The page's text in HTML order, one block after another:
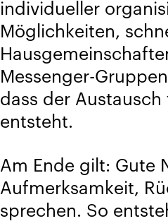
individueller
Möglichkeiten,
Messenger-
dass der
entsteht.
Am Ende gilt: Gute
Aufmerksamkeit,
sprechen. So